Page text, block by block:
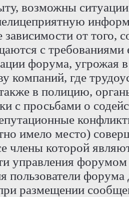
возможны
зависимости от того,
с требованиями
форума, угрожая
компаний, где
в полицию,
с просьбами о
имело место)
члены которой
управления
пользователи
размещении